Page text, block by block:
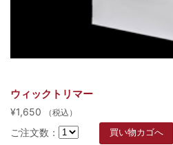
ウィックトリマー
¥1,650 （税込）
ご注文数：